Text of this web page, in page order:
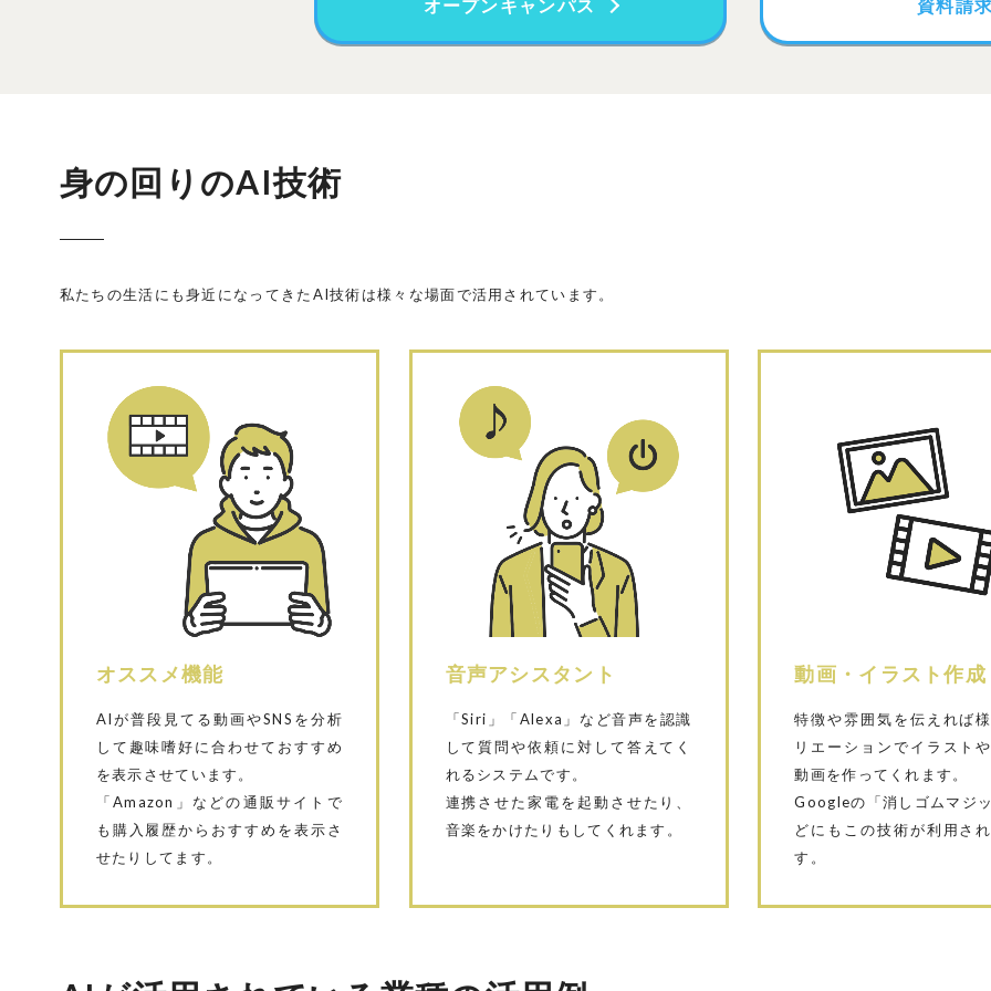
オープンキャンパス 資料請
身の回りのAI技術
私たちの生活にも身近になってきたAI技術は様々な場面で活用されています。
オススメ機能
AIが普段見てる動画やSNSを分析
して趣味嗜好に合わせておすすめ
を表示させています。
「Amazon」などの通販サイトで
も購入履歴からおすすめを表示さ
せたりしてます。
音声アシスタント
「Siri」「Alexa」など音声を認識
して質問や依頼に対して答えてく
れるシステムです。
連携させた家電を起動させたり、
音楽をかけたりもしてくれます。
動画・イラスト作成
特徴や雰囲気を伝えれば
リエーションでイラスト
動画を作ってくれます。
Googleの「消しゴムマジ
どにもこの技術が利用さ
す。